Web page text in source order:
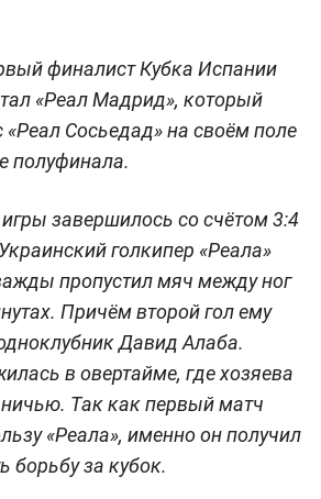
финалист Кубка Испании
«Реал Мадрид», который
Сосьедад» на своём поле
полуфинала.
завершилось со счётом 3:4
голкипер «Реала»
пропустил мяч между ног
Причём второй гол ему
Давид Алаба.
в овертайме, где хозяева
Так как первый матч
«Реала», именно он получил
борьбу за кубок.